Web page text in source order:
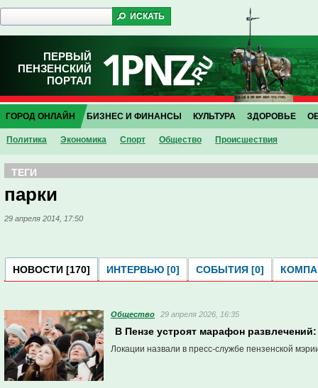
ПЕРВЫЙ
ПЕНЗЕНСКИЙ
ПОРТАЛ
ГОРОД ОНЛАЙН
Политика Экономика Спорт Общество Проиcшествия
БИЗНЕС И ФИНАНСЫ КУЛЬТУРА ЗДОРОВЬЕ
ТЕГИ
парки
29 апреля 2014, 17:50
НОВОСТИ [170] ИНТЕРВЬЮ [0] СОБЫТИЯ [0]
Общество 29 апреля 2026, 16:35
В Пензе устроят марафон
Локации назвали в пресс-службе пензенской